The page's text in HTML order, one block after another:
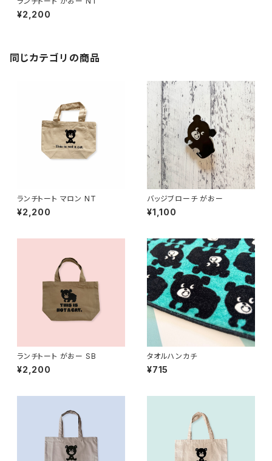
¥2,200
同じカテゴリの商品
ランチトート マロン NT
¥2,200
バッジブローチ がおー
¥1,100
ランチトート がおー SB
¥2,200
タオルハンカチ
¥715